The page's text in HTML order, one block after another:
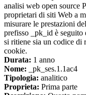
analisi web open source
proprietari di siti Web a
misurare le prestazioni
prefisso _pk_id è seguito
si ritiene sia un codice di
cookie.
Durata: 1 anno
Nome: _pk_ses.1.1ac4
Tipologia: analitico
Proprieta: Prima parte